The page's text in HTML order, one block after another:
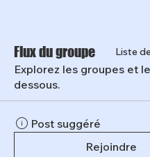
Flux du groupe Liste
Explorez les groupes et
dessous.
Post suggéré
Rejoindre